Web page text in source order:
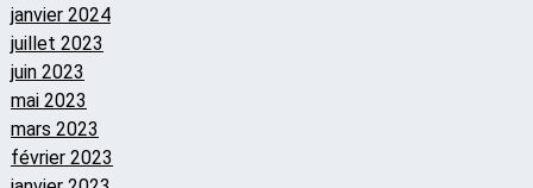
janvier 2024
juillet 2023
juin 2023
mai 2023
mars 2023
février 2023